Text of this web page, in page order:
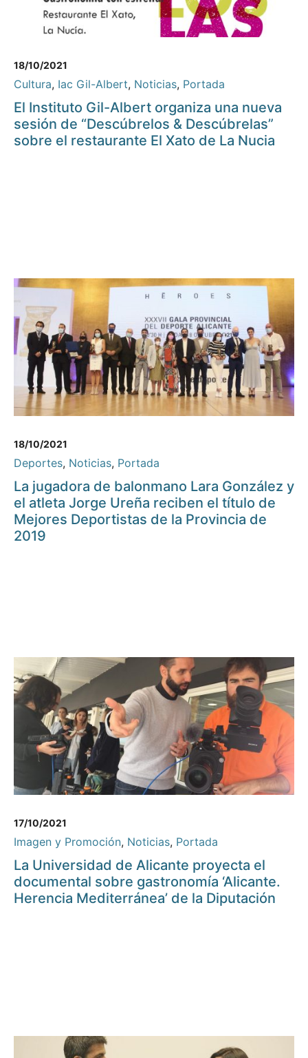
18/10/2021
Cultura, Iac Gil-Albert, Noticias, Portada
El Instituto Gil-Albert organiza una nueva
sesión de “Descúbrelos & Descúbrelas”
sobre el restaurante El Xato de La Nucia
18/10/2021
Deportes, Noticias, Portada
La jugadora de balonmano Lara González y
el atleta Jorge Ureña reciben el título de
Mejores Deportistas de la Provincia de
2019
17/10/2021
Imagen y Promoción, Noticias, Portada
La Universidad de Alicante proyecta el
documental sobre gastronomía ‘Alicante.
Herencia Mediterránea’ de la Diputación